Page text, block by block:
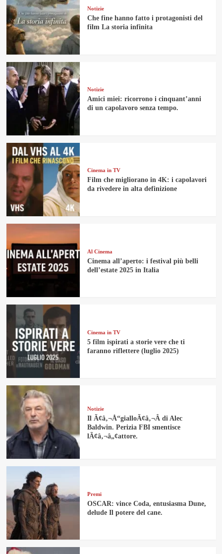
Notizie
Che fine hanno fatto i protagonisti del
film La storia infinita
Notizie
Amici miei: ricorrono i cinquant’anni
di un capolavoro senza tempo.
Cinema in TV
Film che migliorano in 4K: i capolavori
da rivedere in alta definizione
Al Cinema
Cinema all’aperto: i festival più belli
dell’estate 2025 in Italia
Cinema in TV
5 film ispirati a storie vere che ti
faranno riflettere (luglio 2025)
Notizie
Il Ã¢â‚¬Å“gialloÃ¢â‚¬Â di Alec
Baldwin. Perizia FBI smentisce
lÃ¢â‚¬â„¢attore.
Premi
OSCAR: vince Coda, entusiasma Dune,
delude Il potere del cane.